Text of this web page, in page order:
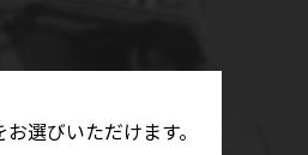
選びいただけます。